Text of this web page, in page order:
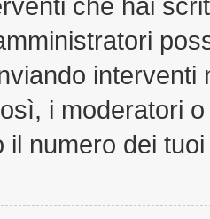
i moderatori
il numero dei